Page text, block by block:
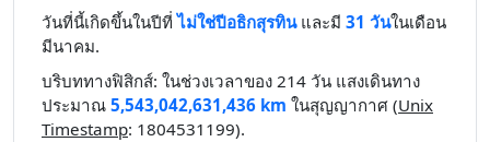
วันที่นี้เกิดขึ้นในปีที่ไม่ใช่ปีอธิกสุรทินและมี 31 วันในเดือน
มีนาคม.
บริบททางฟิสิกส์: ในช่วงเวลาของ 214 วัน แสงเดินทาง
ประมาณ 5,543,042,631,436 km ในสุญญากาศ (Unix
Timestamp: 1804531199).